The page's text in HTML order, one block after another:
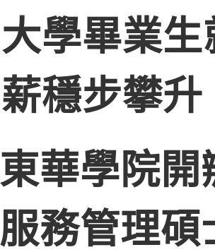
大學畢業
薪穩步攀
東華學院
服務管理